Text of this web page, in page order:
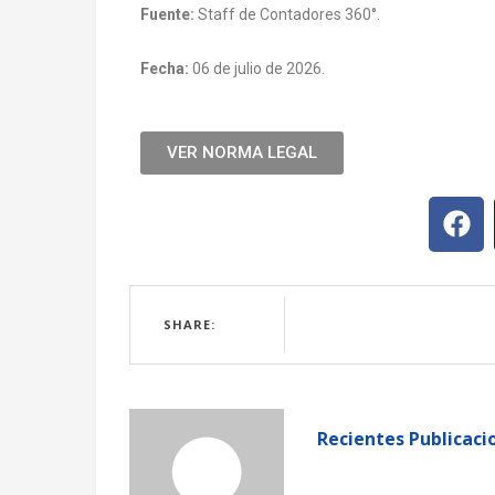
Fuente: Staff de Contadores 360°.
Fecha: 06 de julio de 2026.
VER NORMA LEGAL
SHARE:
Recientes